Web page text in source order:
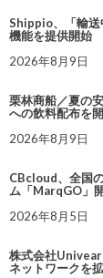
Shippio、「輸送
機能を提供開始
2026年8月9日
栗林商船／夏の
への飲料配布を
2026年8月9日
CBcloud、全国
ム「MarqGO」
2026年8月5日
株式会社
ネットワークを